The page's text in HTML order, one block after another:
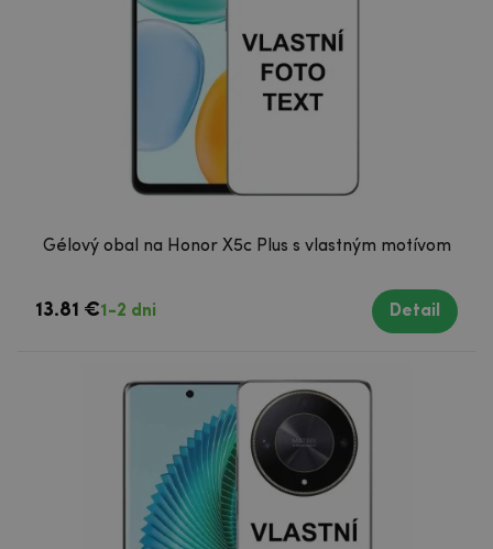
Gélový obal na Honor X5c Plus s vlastným motívom
13.81 €1-2 dni Detail